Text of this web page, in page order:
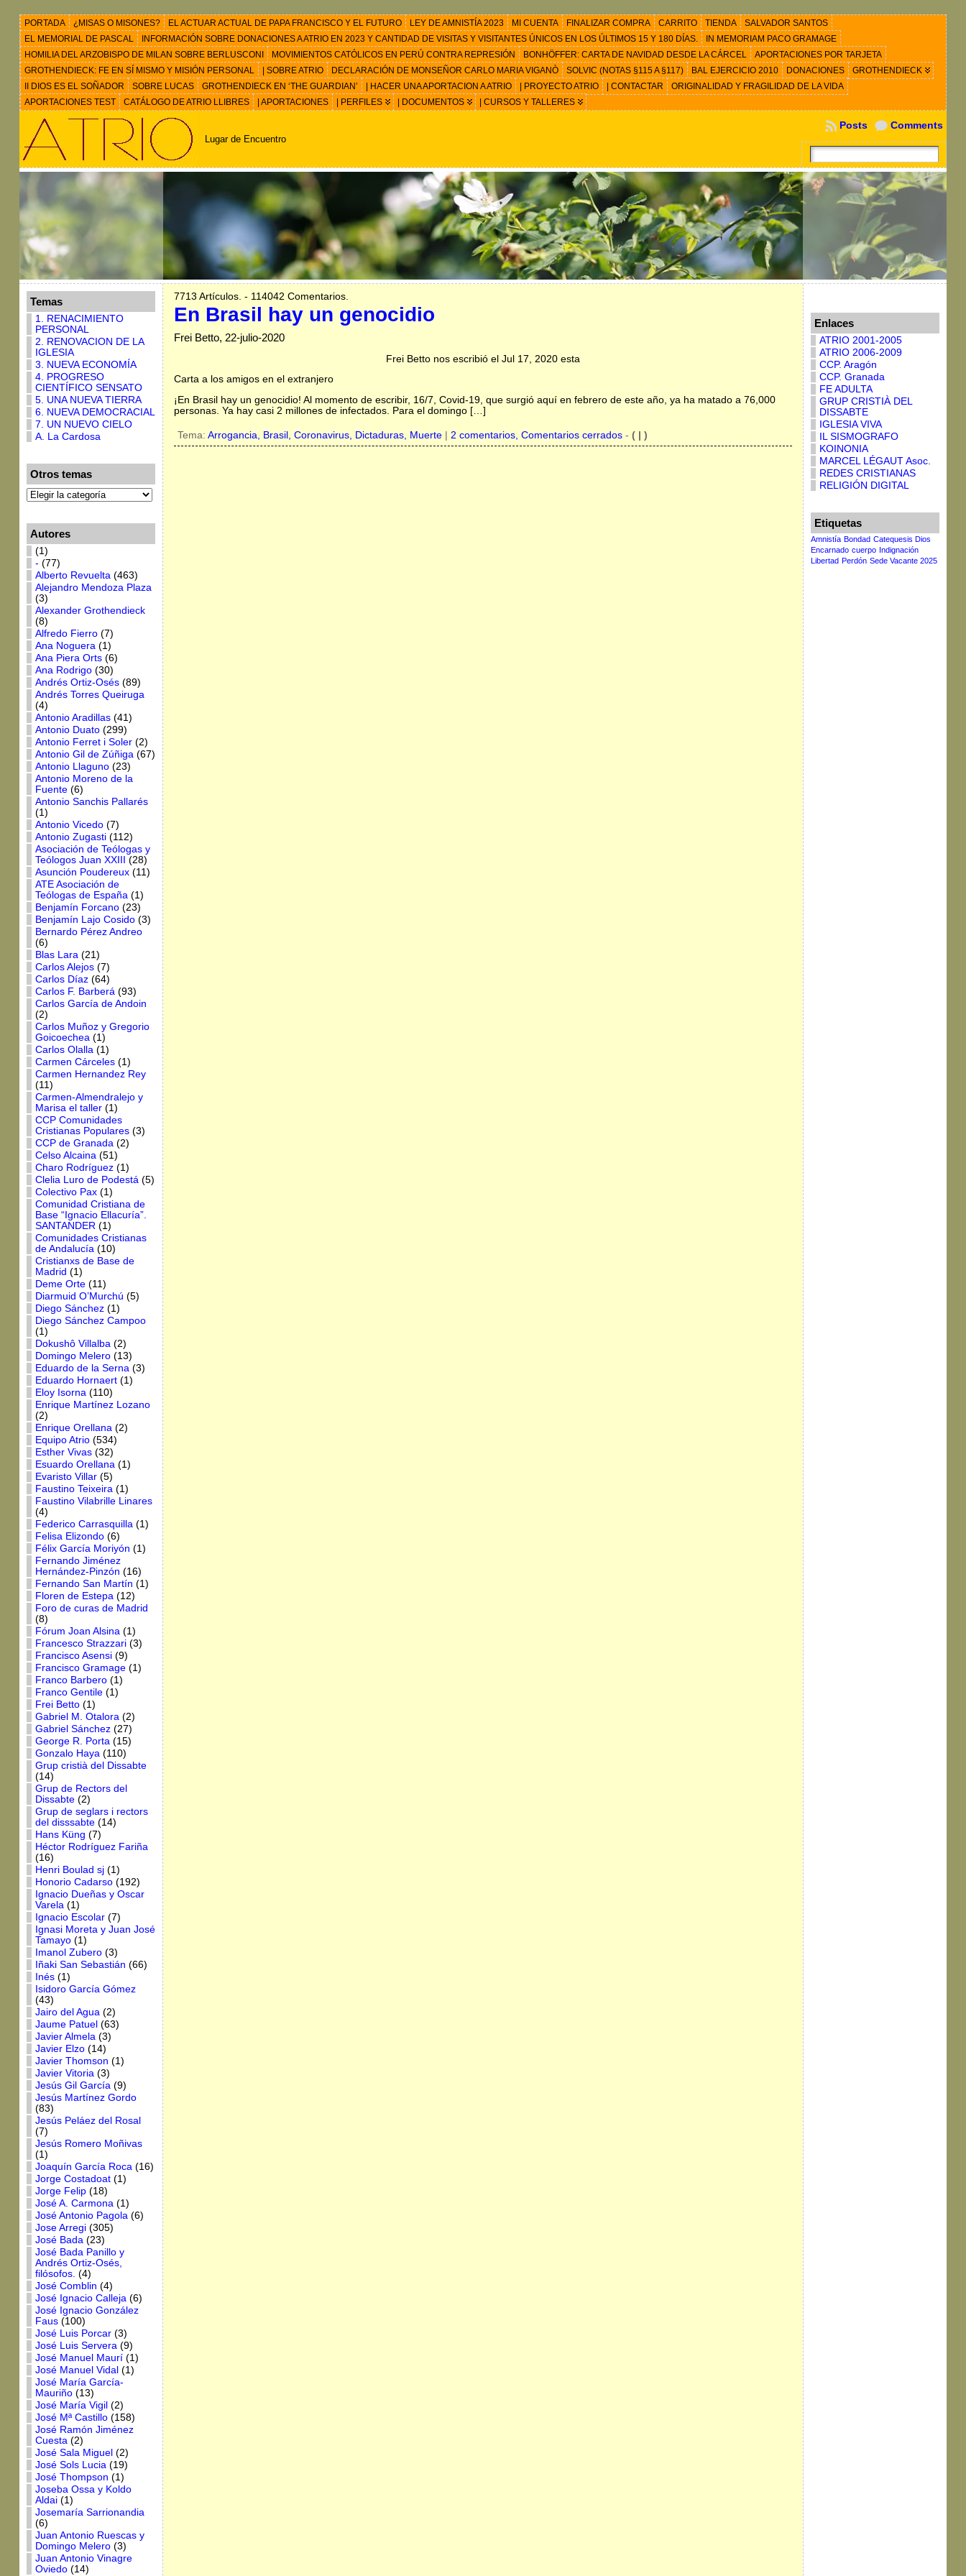
PORTADA ¿MISAS O MISONES? EL ACTUAR ACTUAL DE PAPA FRANCISCO Y EL FUTURO LEY DE AMNISTÍA 2023 MI CUENTA FINALIZAR COMPRA CARRITO TIENDA
SALVADOR SANTOS
EL MEMORIAL DE PASCAL
INFORMACIÓN SOBRE DONACIONES A ATRIO EN 2023 Y CANTIDAD DE VISITAS Y VISITANTES ÚNICOS EN LOS ÚLTIMOS 15 Y 180 DÍAS.
IN MEMORIAM PACO GRAMAGE
HOMILIA DEL ARZOBISPO DE MILAN SOBRE BERLUSCONI
MOVIMIENTOS CATÓLICOS EN PERÚ CONTRA REPRESIÓN BONHÖFFER: CARTA DE NAVIDAD DESDE LA CÁRCEL
APORTACIONES POR TARJETA
GROTHENDIECK: FE EN SÍ MISMO Y MISIÓN PERSONAL
| SOBRE ATRIO DECLARACIÓN DE MONSEÑOR CARLO MARIA VIGANÒ SOLVIC (NOTAS §115 A §117) BAL EJERCICIO 2010 DONACIONES
GROTHENDIECK
II DIOS ES EL SOÑADOR
SOBRE LUCAS GROTHENDIECK EN ‘THE GUARDIAN’ | HACER UNA APORTACION A ATRIO | PROYECTO ATRIO | CONTACTAR
ORIGINALIDAD Y FRAGILIDAD DE LA VIDA
APORTACIONES TEST
CATÁLOGO DE ATRIO LLIBRES | APORTACIONES | PERFILES | DOCUMENTOS | CURSOS Y TALLERES
Lugar de Encuentro
Comments
Posts
Temas
1. RENACIMIENTO
PERSONAL
2. RENOVACION DE LA
IGLESIA
3. NUEVA ECONOMÍA
4. PROGRESO
CIENTÍFICO SENSATO
5. UNA NUEVA TIERRA
6. NUEVA DEMOCRACIAL
7. UN NUEVO CIELO
A. La Cardosa
Otros temas
Autores
(1)
- (77)
Alberto Revuelta(463)
Alejandro Mendoza Plaza
(3)
Alexander Grothendieck
(8)
Alfredo Fierro(7)
Ana Noguera(1)
Ana Piera Orts(6)
Ana Rodrigo(30)
Andrés Ortiz-Osés(89)
Andrés Torres Queiruga
(4)
Antonio Aradillas(41)
Antonio Duato(299)
Antonio Ferret i Soler(2)
Antonio Gil de Zúñiga(67)
Antonio Llaguno(23)
Antonio Moreno de la
Fuente(6)
Antonio Sanchis Pallarés
(1)
Antonio Vicedo(7)
Antonio Zugasti(112)
Asociación de Teólogas y
Teólogos Juan XXIII
(28)
Asunción Poudereux(11)
ATE Asociación de
Teólogas de España(1)
Benjamín Forcano(23)
Benjamín Lajo Cosido(3)
Bernardo Pérez Andreo
(6)
Blas Lara(21)
Carlos Alejos(7)
Carlos Díaz(64)
Carlos F. Barberá(93)
Carlos García de Andoin
(2)
Carlos Muñoz y Gregorio
Goicoechea(1)
Carlos Olalla(1)
Carmen Cárceles(1)
Carmen Hernandez Rey
(11)
Carmen-Almendralejo y
Marisa el taller(1)
CCP Comunidades
Cristianas Populares(3)
CCP de Granada(2)
Celso Alcaina(51)
Charo Rodríguez(1)
Clelia Luro de Podestá(5)
Colectivo Pax(1)
Comunidad Cristiana de
Base “Ignacio Ellacuría”.
SANTANDER(1)
Comunidades Cristianas
de Andalucía(10)
Cristianxs de Base de
Madrid (1)
Deme Orte(11)
Diarmuid O’Murchú (5)
Diego Sánchez(1)
Diego Sánchez Campoo
(1)
Dokushô Villalba(2)
Domingo Melero(13)
Eduardo de la Serna(3)
Eduardo Hornaert(1)
Eloy Isorna(110)
Enrique Martínez Lozano
(2)
Enrique Orellana(2)
Equipo Atrio(534)
Esther Vivas(32)
Esuardo Orellana(1)
Evaristo Villar(5)
Faustino Teixeira(1)
Faustino Vilabrille Linares
(4)
Federico Carrasquilla(1)
Felisa Elizondo(6)
Félix García Moriyón (1)
Fernando Jiménez
Hernández-Pinzón (16)
Fernando San Martín (1)
Floren de Estepa(12)
Foro de curas de Madrid
(8)
Fórum Joan Alsina(1)
Francesco Strazzari(3)
Francisco Asensi(9)
Francisco Gramage(1)
Franco Barbero(1)
Franco Gentile(1)
Frei Betto(1)
Gabriel M. Otalora(2)
Gabriel Sánchez(27)
George R. Porta(15)
Gonzalo Haya(110)
Grup cristià del Dissabte
(14)
Grup de Rectors del
Dissabte(2)
Grup de seglars i rectors
del disssabte(14)
Hans Küng (7)
Héctor Rodríguez Fariña
(16)
Henri Boulad sj(1)
Honorio Cadarso(192)
Ignacio Dueñas y Oscar
Varela(1)
Ignacio Escolar(7)
Ignasi Moreta y Juan José
Tamayo(1)
Imanol Zubero(3)
Iñaki San Sebastián (66)
Inés(1)
Isidoro García Gómez
(43)
Jairo del Agua(2)
Jaume Patuel (63)
Javier Almela(3)
Javier Elzo(14)
Javier Thomson (1)
Javier Vitoria(3)
Jesús Gil García(9)
Jesús Martínez Gordo
(83)
Jesús Peláez del Rosal
(7)
Jesús Romero Moñivas
(1)
Joaquín García Roca(16)
Jorge Costadoat(1)
Jorge Felip(18)
José A. Carmona(1)
José Antonio Pagola(6)
Jose Arregi(305)
José Bada(23)
José Bada Panillo y
Andrés Ortiz-Osés,
filósofos. (4)
José Comblin (4)
José Ignacio Calleja(6)
José Ignacio González
Faus(100)
José Luis Porcar(3)
José Luis Servera(9)
José Manuel Maurí(1)
José Manuel Vidal (1)
José María García-
Mauriño(13)
José María Vigil (2)
José Mª Castillo(158)
José Ramón Jiménez
Cuesta(2)
José Sala Miguel (2)
José Sols Lucia(19)
José Thompson (1)
Joseba Ossa y Koldo
Aldai(1)
Josemaría Sarrionandia
(6)
Juan Antonio Ruescas y
Domingo Melero(3)
Juan Antonio Vinagre
Oviedo(14)
7713 Artículos. - 114042 Comentarios.
En Brasil hay un genocidio
Frei Betto, 22-julio-2020
Frei Betto nos escribió el Jul 17, 2020 esta
Carta a los amigos en el extranjero
¡En Brasil hay un genocidio! Al momento de escribir, 16/7, Covid-19, que surgió aquí en febrero de este año, ya ha matado a 76,000
personas. Ya hay casi 2 millones de infectados. Para el domingo […]
Tema: Arrogancia, Brasil, Coronavirus, Dictaduras, Muerte| 2 comentarios, Comentarios cerrados- ( | )
Enlaces
ATRIO 2001-2005
ATRIO 2006-2009
CCP. Aragón
CCP. Granada
FE ADULTA
GRUP CRISTIÀ DEL
DISSABTE
IGLESIA VIVA
IL SISMOGRAFO
KOINONIA
MARCEL LÉGAUT Asoc.
REDES CRISTIANAS
RELIGIÓN DIGITAL
Etiquetas
Amnistía Bondad Catequesis Dios
Encarnado cuerpo Indignación
Libertad Perdón Sede Vacante 2025